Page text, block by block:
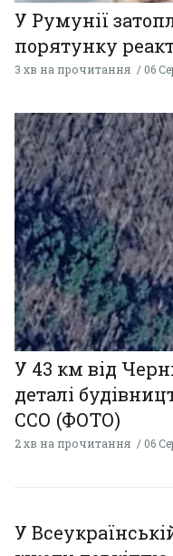
У Румунії
порятунку
3 хв на прочитання 06
У 43 км від
деталі
ССО (ФОТО)
2 хв на прочитання 06
У